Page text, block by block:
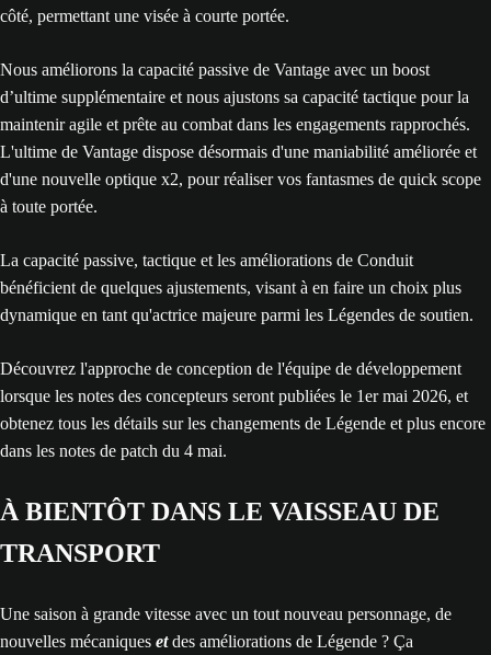
Nous améliorons la capacité passive de Vantage avec un boost
d’ultime supplémentaire et nous ajustons sa capacité tactique pour la
maintenir agile et prête au combat dans les engagements rapprochés.
L'ultime de Vantage dispose désormais d'une maniabilité améliorée et
d'une nouvelle optique x2, pour réaliser vos fantasmes de quick scope
à toute portée.
La capacité passive, tactique et les améliorations de Conduit
bénéficient de quelques ajustements, visant à en faire un choix plus
dynamique en tant qu'actrice majeure parmi les Légendes de soutien.
Découvrez l'approche de conception de l'équipe de développement
lorsque les notes des concepteurs seront publiées le 1er mai 2026, et
obtenez tous les détails sur les changements de Légende et plus encore
dans les notes de patch du 4 mai.
À BIENTÔT DANS LE VAISSEAU DE
TRANSPORT
Une saison à grande vitesse avec un tout nouveau personnage, de
nouvelles mécaniques etdes améliorations de Légende ? Ça